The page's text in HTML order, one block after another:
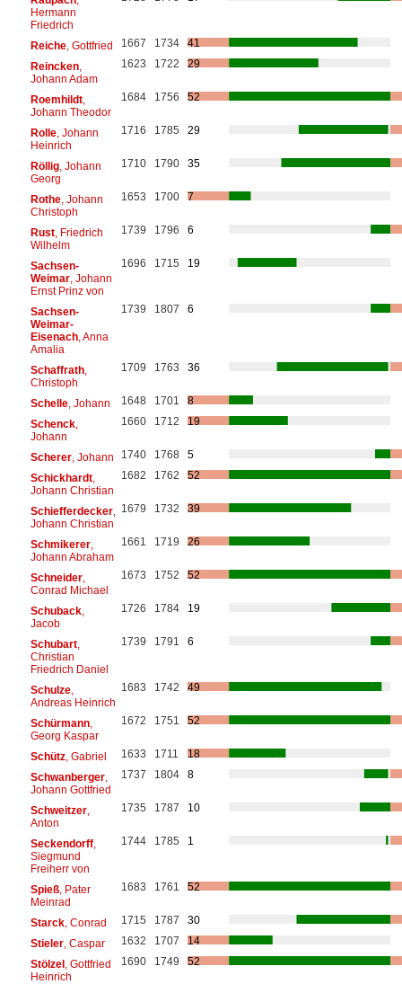
Hermann
Friedrich
Reiche, Gottfried 1667 1734
41
Reincken,
Johann Adam
1623 1722 29
Roemhildt,
Johann Theodor
1684 1756 52
Rolle, Johann
Heinrich
1716 1785 29
Röllig, Johann
Georg
1710 1790 35
Rothe, Johann
Christoph
1653 1700 7
Rust, Friedrich
Wilhelm
1739 1796 6
Sachsen-
Weimar, Johann
Ernst Prinz von
1696 1715 19
Sachsen-
Weimar-
Eisenach, Anna
Amalia
1739 1807 6
Schaffrath,
Christoph
1709 1763 36
Schelle, Johann 1648 1701
8
Schenck,
Johann
1660 1712 19
Scherer, Johann 1740 1768
5
Schickhardt,
Johann Christian
1682 1762 52
Schiefferdecker,
Johann Christian
1679 1732 39
Schmikerer,
Johann Abraham
1661 1719 26
Schneider,
Conrad Michael
1673 1752 52
Schuback,
Jacob
1726 1784 19
Schubart,
Christian
Friedrich Daniel
1739 1791 6
Schulze,
Andreas Heinrich
1683 1742 49
Schürmann,
Georg Kaspar
1672 1751 52
Schütz, Gabriel 1633 1711
18
Schwanberger,
Johann Gottfried
1737 1804 8
Schweitzer,
Anton
1735 1787 10
Seckendorff,
Siegmund
Freiherr von
1744 1785 1
Spieß, Pater
Meinrad
1683 1761 52
Starck, Conrad 1715 1787
30
Stieler, Caspar 1632 1707
14
Stölzel, Gottfried
Heinrich
1690 1749 52